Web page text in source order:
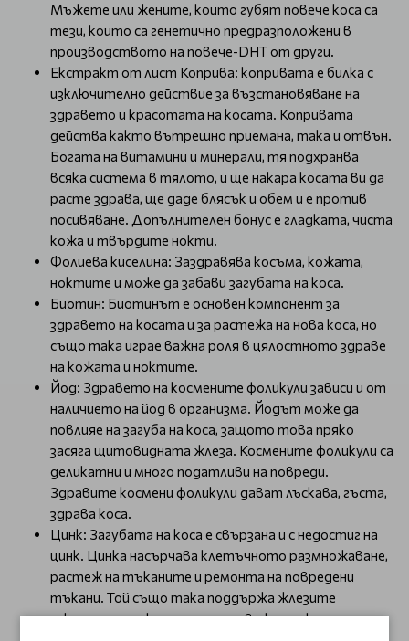
Мъжете или жените, които губят повече коса са
тези, които са генетично предразположени в
производството на повече-DHT от други.
Екстракт от лист Коприва: копривата е билка с
изключително действие за възстановяване на
здравето и красотата на косата. Копривата
действа както вътрешно приемана, така и отвън.
Богата на витамини и минерали, тя подхранва
всяка система в тялото, и ще накара косата ви да
расте здрава, ще даде блясък и обем и е против
посивяване. Допълнителен бонус е гладката, чиста
кожа и твърдите нокти.
Фолиева киселина: Заздравява косъма, кожата,
ноктите и може да забави загубата на коса.
Биотин: Биотинът е основен компонент за
здравето на косата и за растежа на нова коса, но
също така играе важна роля в цялостното здраве
на кожата и ноктите.
Йод: Здравето на космените фоликули зависи и от
наличието на йод в организма. Йодът може да
повлияе на загуба на коса, защото това пряко
засяга щитовидната жлеза. Космените фоликули са
деликатни и много податливи на повреди.
Здравите космени фоликули дават лъскава, гъста,
здрава коса.
Цинк: Загубата на коса е свързана и с недостиг на
цинк. Цинка насърчава клетъчното размножаване,
растеж на тъканите и ремонта на повредени
тъкани. Той също така поддържа жлезите
секретиращи, което е много важно за космените